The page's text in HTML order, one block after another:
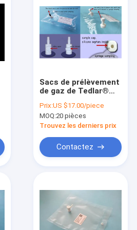
Sacs de prélèvement
de gaz de Tedlar®
de PTFE/ airbag de la
double-valve
TDL32C_2L (sac
Dupont Tedlar
Prix:US $17.00/piece
MOQ:20 pièces
Trouvez les derniers prix
Contactez